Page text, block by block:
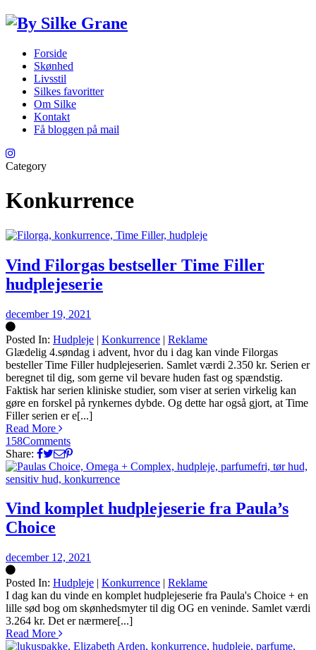
Forside
Skønhed
Livsstil
Silkes favoritter
Om Silke
Kontakt
Få bloggen på mail
Category
Konkurrence
Vind Filorgas bestseller Time Filler
hudplejeserie
december 19, 2021
Posted In: Hudpleje | Konkurrence | Reklame
Silke
Glædelig 4.søndag i advent, hvor du i dag kan vinde Filorgas
besteller Time Filler hudplejeserien. Samlet værdi 2.350 kr. Serien er
beregnet til dig, som gerne vil bevare huden fast og spændstig.
Faktisk har serien kliniske studier, som viser at serien virkelig kan
gøre en forskel på rynkernes dybde. Og dette har også gjort, at Time
Filler serien er e[...]
Read More
158Comments
Share:
Vind komplet hudplejeserie fra Paula’s
Choice
december 12, 2021
Posted In: Hudpleje | Konkurrence | Reklame
Silke
I dag kan du vinde en komplet hudplejeserie fra Paula's Choice + en
lille sød bog om skønhedsmyter til dig OG en veninde. Samlet værdi
3.264 kr. Det er nærmere[...]
Read More